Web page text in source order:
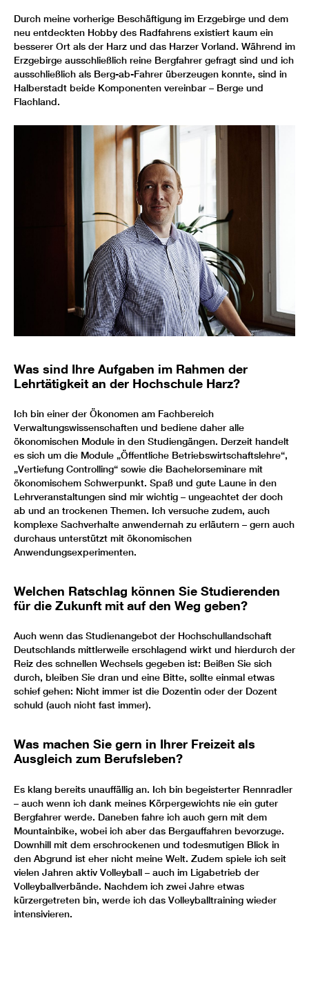
Durch meine vorherige Beschäftigung im Erzgebirge und dem
neu entdeckten Hobby des Radfahrens existiert kaum ein
besserer Ort als der Harz und das Harzer Vorland. Während im
Erzgebirge ausschließlich reine Bergfahrer gefragt sind und ich
ausschließlich als Berg-ab-Fahrer überzeugen konnte, sind in
Halberstadt beide Komponenten vereinbar – Berge und
Flachland.
Was sind Ihre Aufgaben im Rahmen der
Lehrtätigkeit an der Hochschule Harz?
Ich bin einer der Ökonomen am Fachbereich
Verwaltungswissenschaften und bediene daher alle
ökonomischen Module in den Studiengängen. Derzeit handelt
es sich um die Module „Öffentliche Betriebswirtschaftslehre“,
„Vertiefung Controlling“ sowie die Bachelorseminare mit
ökonomischem Schwerpunkt. Spaß und gute Laune in den
Lehrveranstaltungen sind mir wichtig – ungeachtet der doch
ab und an trockenen Themen. Ich versuche zudem, auch
komplexe Sachverhalte anwendernah zu erläutern – gern auch
durchaus unterstützt mit ökonomischen
Anwendungsexperimenten.
Welchen Ratschlag können Sie Studierenden
für die Zukunft mit auf den Weg geben?
Auch wenn das Studienangebot der Hochschullandschaft
Deutschlands mittlerweile erschlagend wirkt und hierdurch der
Reiz des schnellen Wechsels gegeben ist: Beißen Sie sich
durch, bleiben Sie dran und eine Bitte, sollte einmal etwas
schief gehen: Nicht immer ist die Dozentin oder der Dozent
schuld (auch nicht fast immer).
Was machen Sie gern in Ihrer Freizeit als
Ausgleich zum Berufsleben?
Es klang bereits unauffällig an. Ich bin begeisterter Rennradler
– auch wenn ich dank meines Körpergewichts nie ein guter
Bergfahrer werde. Daneben fahre ich auch gern mit dem
Mountainbike, wobei ich aber das Bergauffahren bevorzuge.
Downhill mit dem erschrockenen und todesmutigen Blick in
den Abgrund ist eher nicht meine Welt. Zudem spiele ich seit
vielen Jahren aktiv Volleyball – auch im Ligabetrieb der
Volleyballverbände. Nachdem ich zwei Jahre etwas
kürzergetreten bin, werde ich das Volleyballtraining wieder
intensivieren.